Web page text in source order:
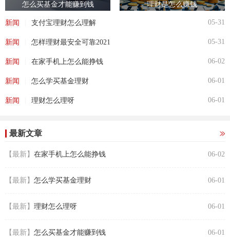
怎么买基金才能赚到钱 理财是怎么赚钱
新闻 支付宝理财怎么理解 05-31
新闻 怎样理财最安全可靠2021 05-31
新闻 在家手机上怎么能挣钱 06-02
新闻 怎么学买基金理财 06-01
新闻 理财怎么理呀 06-01
最新文章
【最新】 在家手机上怎么能挣钱 06-02
【最新】 怎么学买基金理财 06-01
【最新】 理财怎么理呀 06-01
【最新】 怎么买基金才能赚到钱 06-01